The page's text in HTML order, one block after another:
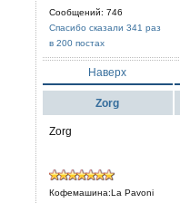
Сообщений: 746
Спасибо сказали 341 раз
в 200 постах
Наверх
Zorg
Zorg
Кофемашина:La Pavoni